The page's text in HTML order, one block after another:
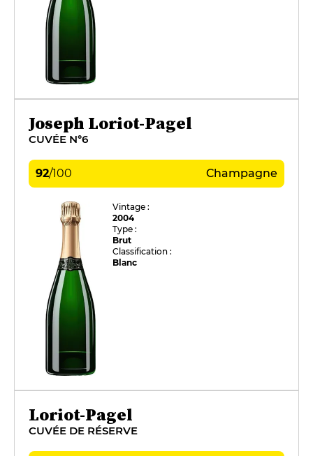
Joseph Loriot-Pagel
CUVÉE N°6
92/100 Champagne
Vintage :
2004
Type :
Brut
Classification :
Blanc
Loriot-Pagel
CUVÉE DE RÉSERVE